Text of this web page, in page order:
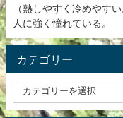
（熱しやすく冷めやす
人に強く憧れている。
カテゴリー